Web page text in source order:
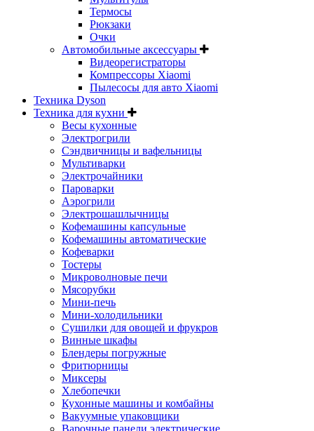
Термосы
Рюкзаки
Очки
Автомобильные аксессуары
Видеорегистраторы
Компрессоры Xiaomi
Пылесосы для авто Xiaomi
Техника Dyson
Техника для кухни
Весы кухонные
Электрогрили
Сэндвичницы и вафельницы
Мультиварки
Электрочайники
Пароварки
Аэрогрили
Электрошашлычницы
Кофемашины капсульные
Кофемашины автоматические
Кофеварки
Тостеры
Микроволновые печи
Мясорубки
Мини-печь
Мини-холодильники
Сушилки для овощей и фрукров
Винные шкафы
Блендеры погружные
Фритюрницы
Миксеры
Хлебопечки
Кухонные машины и комбайны
Вакуумные упаковщики
Варочные панели электрические